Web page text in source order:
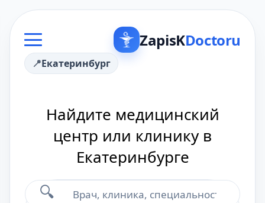
ZapisKDoctoru
Екатеринбург
Найдите медицинский
центр или клинику в
Екатеринбурге
🔍